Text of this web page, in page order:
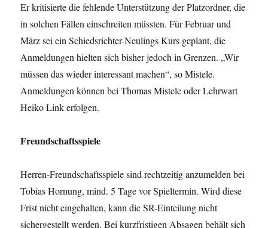
Er kritisierte die fehlende Unterstützung der Platzordner, die
in solchen Fällen einschreiten müssten. Für Februar und
März sei ein Schiedsrichter-Neulings Kurs geplant, die
Anmeldungen hielten sich bisher jedoch in Grenzen. „Wir
müssen das wieder interessant machen“, so Mistele.
Anmeldungen können bei Thomas Mistele oder Lehrwart
Heiko Link erfolgen.
Freundschaftsspiele
Herren-Freundschaftsspiele sind rechtzeitig anzumelden bei
Tobias Hornung, mind. 5 Tage vor Spieltermin. Wird diese
Frist nicht eingehalten, kann die SR-Einteilung nicht
sichergestellt werden. Bei kurzfristigen Absagen behält sich